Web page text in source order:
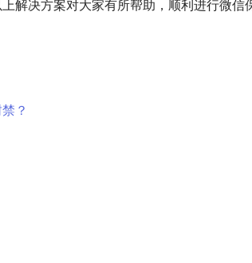
解决方案对大家有所帮助，顺利进行微信
？